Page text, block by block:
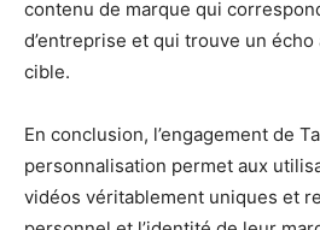
contenu de marque qui
d’entreprise et qui trouve un
cible.
En conclusion, l’engagement de
personnalisation permet aux
vidéos véritablement uniques et